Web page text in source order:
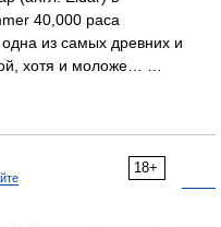
40,000 раса
из самых древних и
хотя и моложе… …
18+